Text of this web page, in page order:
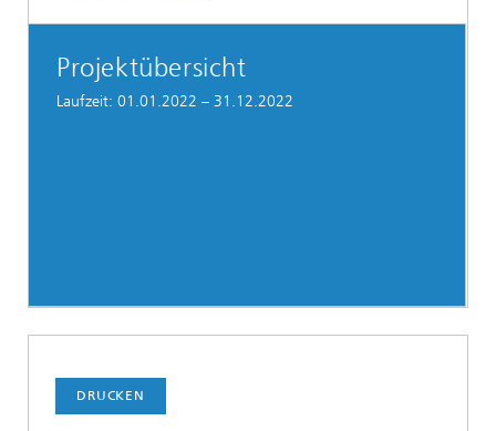
Projektübersicht
Laufzeit: 01.01.2022 – 31.12.2022
DRUCKEN